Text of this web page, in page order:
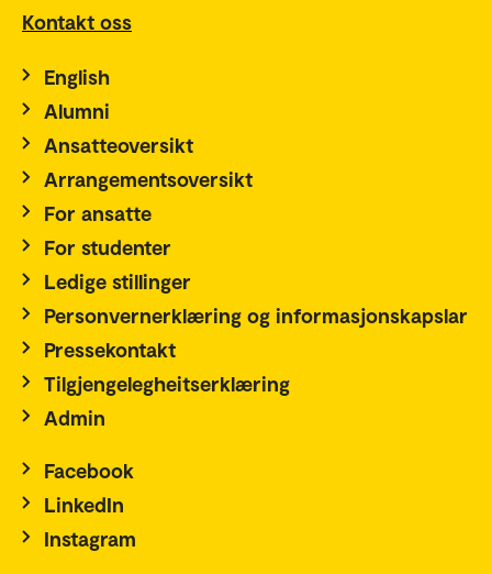
Kontakt oss
English
Alumni
Ansatteoversikt
Arrangementsoversikt
For ansatte
For studenter
Ledige stillinger
Personvernerklæring og informasjonskapslar
Pressekontakt
Tilgjengelegheitserklæring
Admin
Facebook
LinkedIn
Instagram